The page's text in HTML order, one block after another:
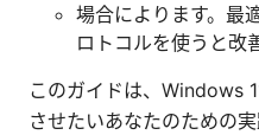
場合によります。最
ロトコルを使うと改
このガイドは、Windows
させたいあなたのための